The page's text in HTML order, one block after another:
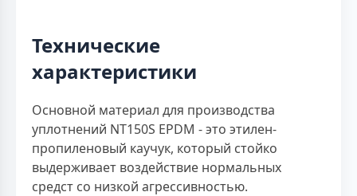
Технические
характеристики
Основной материал для производства
уплотнений NT150S EPDM - это этилен-
пропиленовый каучук, который стойко
выдерживает воздействие нормальных
средст со низкой агрессивностью.